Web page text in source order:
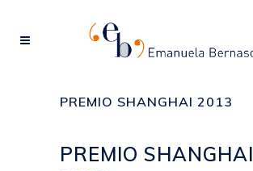
PREMIO SHANGHAI 2013
PREMIO SHANGHAI